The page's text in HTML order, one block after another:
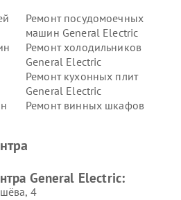
Ремонт посудомоечных
машин General Electric
Ремонт холодильников
General Electric
Ремонт кухонных плит
General Electric
Ремонт винных шкафов
General Electric
General Electric:
4